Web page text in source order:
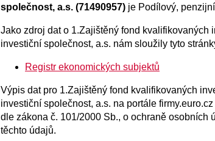
společnost, a.s. (71490957) je Podílový,
Jako zdroj dat o 1.Zajištěný fond
investiční společnost, a.s. nám sloužily tyto
Registr ekonomických subjektů
Výpis dat pro 1.Zajištěný fond kvalifikovaných
investiční společnost, a.s. na portále
dle zákona č. 101/2000 Sb., o ochraně osobních
těchto údajů.